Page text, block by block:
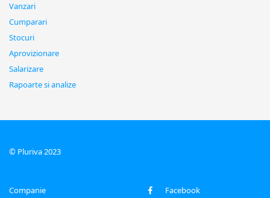
Vanzari
Cumparari
Stocuri
Aprovizionare
Salarizare
Rapoarte si analize
© Pluriva 2023
Companie Facebook